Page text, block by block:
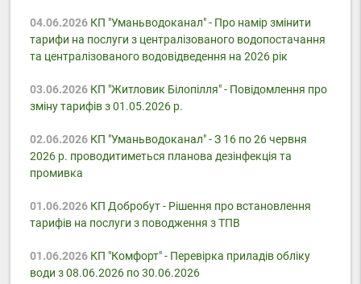
04.06.2026КП "Уманьводоканал" - Про намір змінити
тарифи на послуги з централізованого водопостачання
та централізованого водовідведення на 2026 рік
03.06.2026КП "Житловик Білопілля" - Повідомлення про
зміну тарифів з 01.05.2026 р.
02.06.2026КП "Уманьводоканал" - З 16 по 26 червня
2026 р. проводитиметься планова дезінфекція та
промивка
01.06.2026КП Добробут - Pішення про встановлення
тарифів на послуги з поводження з ТПВ
01.06.2026КП "Комфорт" - Перевірка приладів обліку
води з 08.06.2026 по 30.06.2026